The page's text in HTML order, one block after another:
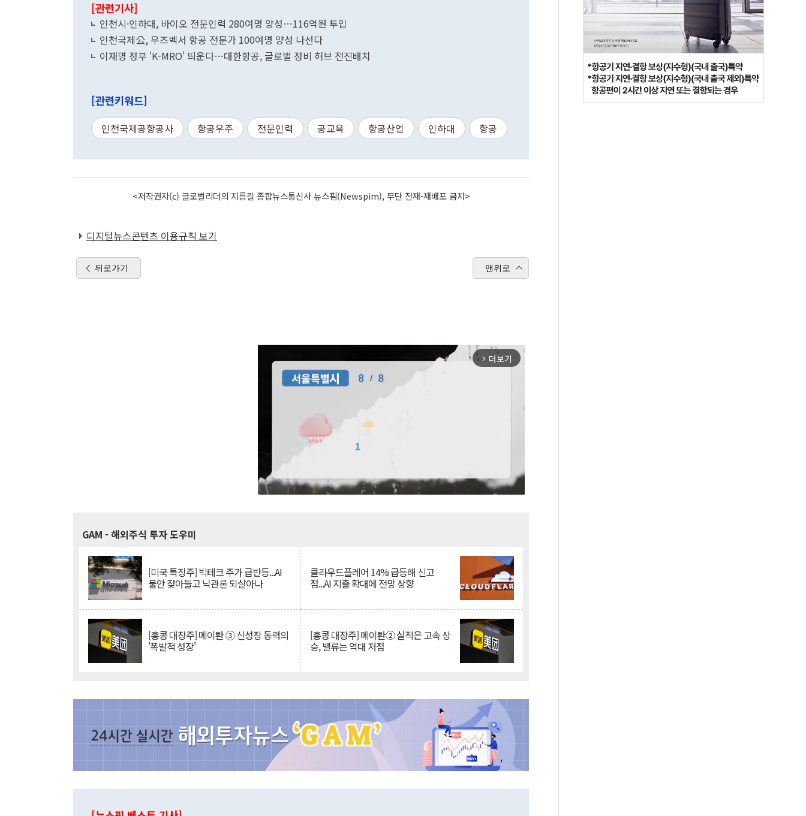
[관련기사]
인천시·인하대, 바이오 전문인력 280여명 양성…116억원 투입
인천국제公, 우즈벡서 항공 전문가 100여명 양성 나선다
이재명 정부 'K-MRO' 띄운다…대한항공, 글로벌 정비 허브 전진배치
[관련키워드]
인천국제공항공사 항공우주 전문인력 공교육 항공산업 인하대 항공
<저작권자(c) 글로벌리더의 지름길 종합뉴스통신사 뉴스핌(Newspim), 무단 전재-재배포 금지>
디지털뉴스콘텐츠 이용규칙 보기
뒤로가기 맨위로
arrow_forward_ios 더보기
GAM - 해외주식 투자 도우미
[미국 특징주] 빅테크 주가 급반등...AI
불안 잦아들고 낙관론 되살아나
클라우드플레어 14% 급등해 신고
점...AI 지출 확대에 전망 상향
[홍콩 대장주] 메이퇀 ③ 신성장 동력의
'폭발적 성장'
[홍콩 대장주] 메이퇀② 실적은 고속 상
승, 밸류는 역대 저점